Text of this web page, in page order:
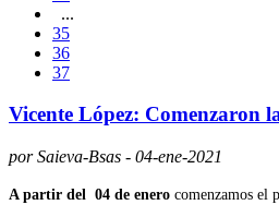
...
35
36
37
Vicente López: Comenzaron
por Saieva-Bsas - 04-ene-2021
A partir del 04 de enero comenzamos el